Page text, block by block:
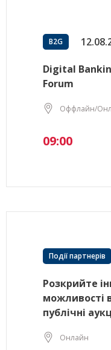
B2G
Digital
Forum
Оффлайн/
09:00
Події партнерів
Розкрийте
можливості
публічні
Онлайн